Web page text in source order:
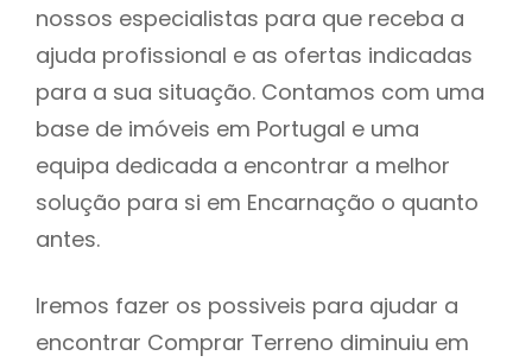
nossos especialistas para que receba a
ajuda profissional e as ofertas indicadas
para a sua situação. Contamos com uma
base de imóveis em Portugal e uma
equipa dedicada a encontrar a melhor
solução para si em Encarnação o quanto
antes.
Iremos fazer os possiveis para ajudar a
encontrar Comprar Terreno diminuiu em